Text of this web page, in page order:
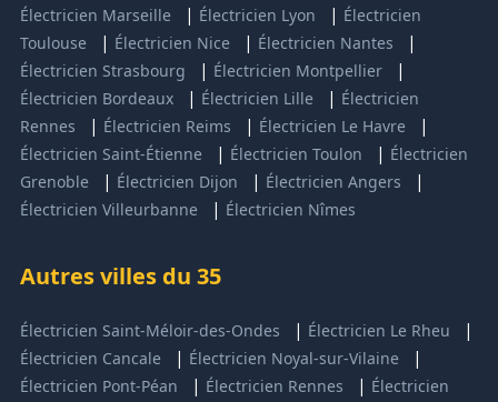
Électricien Marseille | Électricien Lyon | Électricien
Toulouse
| Électricien Nice | Électricien Nantes |
Électricien Strasbourg | Électricien Montpellier |
Électricien Bordeaux | Électricien Lille | Électricien
Rennes
| Électricien Reims | Électricien Le Havre |
Électricien Saint-Étienne | Électricien Toulon | Électricien
Grenoble
| Électricien Dijon | Électricien Angers |
Électricien Villeurbanne | Électricien Nîmes
Autres villes du 35
Électricien Saint-Méloir-des-Ondes | Électricien Le Rheu |
Électricien Cancale | Électricien Noyal-sur-Vilaine |
Électricien Pont-Péan | Électricien Rennes | Électricien